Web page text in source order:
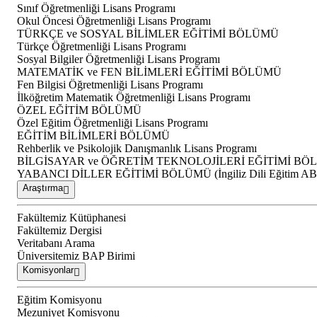
Sınıf Öğretmenliği Lisans Programı
Okul Öncesi Öğretmenliği Lisans Programı
TÜRKÇE ve SOSYAL BİLİMLER EĞİTİMİ BÖLÜMÜ
Türkçe Öğretmenliği Lisans Programı
Sosyal Bilgiler Öğretmenliği Lisans Programı
MATEMATİK ve FEN BİLİMLERİ EĞİTİMİ BÖLÜMÜ
Fen Bilgisi Öğretmenliği Lisans Programı
İlköğretim Matematik Öğretmenliği Lisans Programı
ÖZEL EĞİTİM BÖLÜMÜ
Özel Eğitim Öğretmenliği Lisans Programı
EĞİTİM BİLİMLERİ BÖLÜMÜ
Rehberlik ve Psikolojik Danışmanlık Lisans Programı
BİLGİSAYAR ve ÖĞRETİM TEKNOLOJİLERİ EĞİTİMİ
YABANCI DİLLER EĞİTİMİ BÖLÜMÜ (İngiliz Dili Eğitim
Araştırma
Fakültemiz Kütüphanesi
Fakültemiz Dergisi
Veritabanı Arama
Üniversitemiz BAP Birimi
Komisyonlar
Eğitim Komisyonu
Mezuniyet Komisyonu